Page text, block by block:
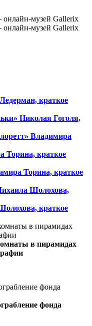
краткое
Николая Гоголя,
Владимира
Торина, краткое
Торина, краткое
Шолохова,
краткое
в пирамидах
фонда